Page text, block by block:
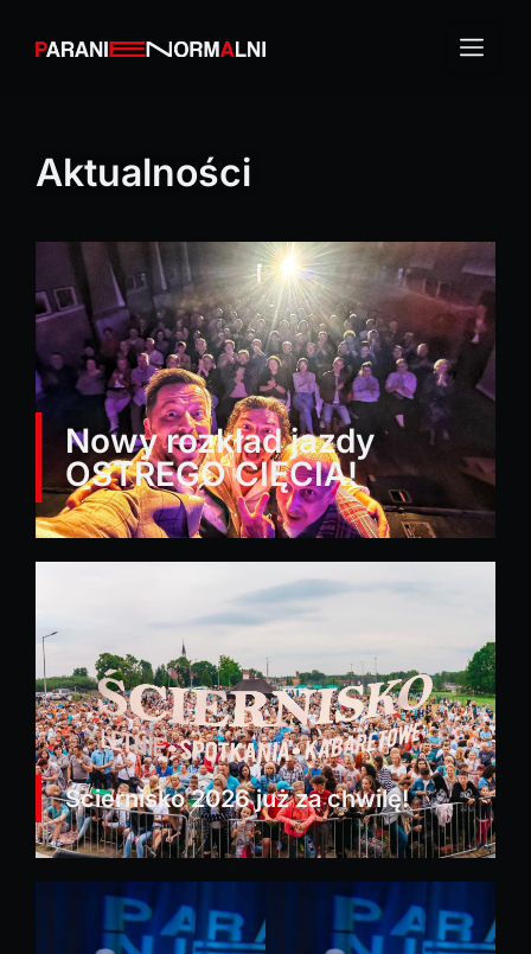
Aktualności
Nowy rozkład jazdy
OSTREGO CIĘCIA!
Ściernisko 2026 już za chwilę!